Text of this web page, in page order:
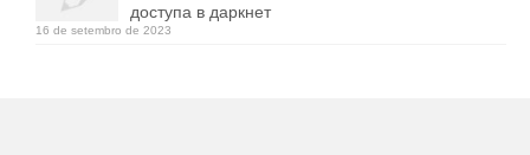
доступа в даркнет
16 de setembro de 2023